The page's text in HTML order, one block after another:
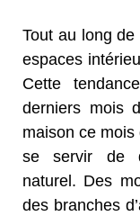
Tout au long de
espaces
Cette
derniers mois
maison ce mois
se servir de
naturel. Des
des branches